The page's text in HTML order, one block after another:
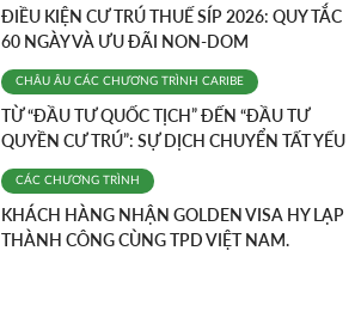
ĐIỀU KIỆN CƯ TRÚ THUẾ SÍP 2026: QUY TẮC
60 NGÀY VÀ ƯU ĐÃI NON-DOM
CHÂU ÂU CÁC CHƯƠNG TRÌNH CARIBE
TỪ “ĐẦU TƯ QUỐC TỊCH” ĐẾN “ĐẦU TƯ
QUYỀN CƯ TRÚ”: SỰ DỊCH CHUYỂN TẤT YẾU
CÁC CHƯƠNG TRÌNH
KHÁCH HÀNG NHẬN GOLDEN VISA HY LẠP
THÀNH CÔNG CÙNG TPD VIỆT NAM.